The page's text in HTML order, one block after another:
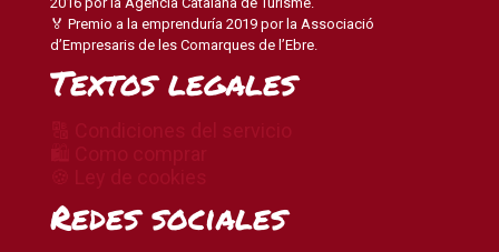
🏅 Premio a la emprenduría 2019 por la Associació
d’Empresaris de les Comarques de l’Ebre.
Textos legales
Redes sociales